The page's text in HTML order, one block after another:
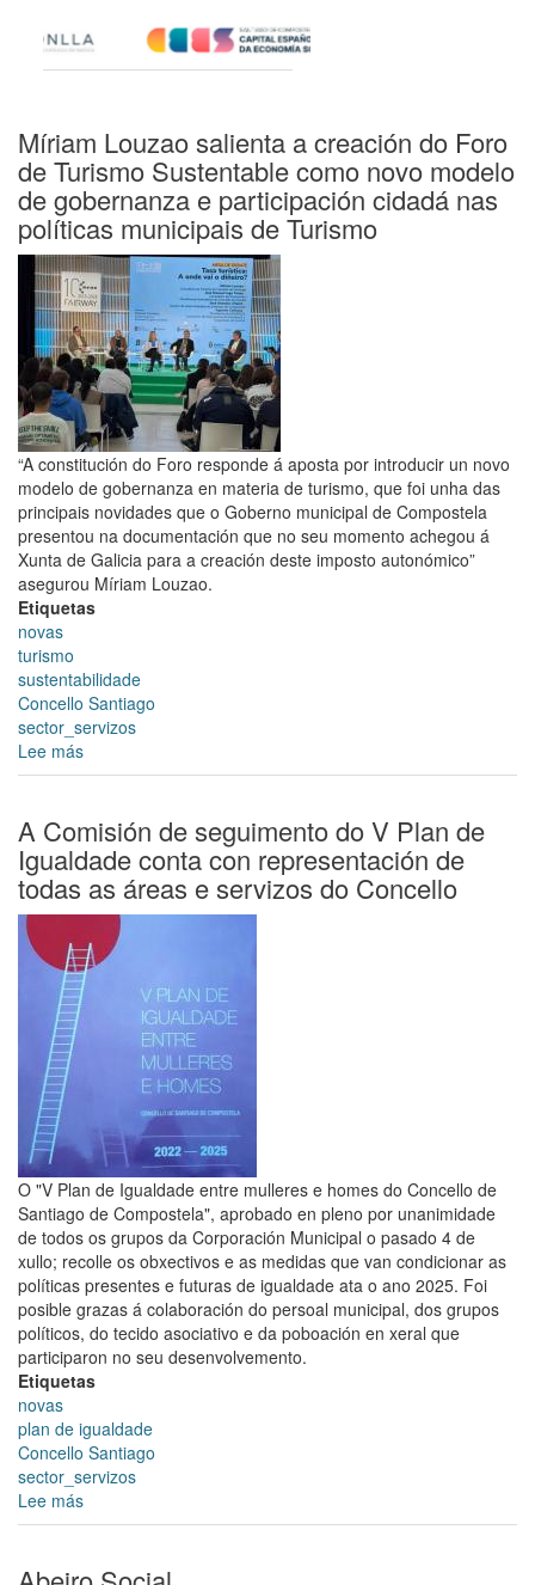
Míriam Louzao salienta a creación do Foro
de Turismo Sustentable como novo modelo
de gobernanza e participación cidadá nas
políticas municipais de Turismo
“A constitución do Foro responde á aposta por introducir un novo
modelo de gobernanza en materia de turismo, que foi unha das
principais novidades que o Goberno municipal de Compostela
presentou na documentación que no seu momento achegou á
Xunta de Galicia para a creación deste imposto autonómico”
asegurou Míriam Louzao.
Etiquetas
novas
turismo
sustentabilidade
Concello Santiago
sector_servizos
Lee más
Míriam
salienta
a
creación
do
Foro
de
Turismo
Sustentable
gobernanza
participación
cidadá
nas
políticas
municipais
de
Turismo
A Comisión de seguimento do V Plan de
Igualdade conta con representación de
todas as áreas e servizos do Concello
O "V Plan de Igualdade entre mulleres e homes do Concello de
Santiago de Compostela", aprobado en pleno por unanimidade
de todos os grupos da Corporación Municipal o pasado 4 de
xullo; recolle os obxectivos e as medidas que van condicionar as
políticas presentes e futuras de igualdade ata o ano 2025. Foi
posible grazas á colaboración do persoal municipal, dos grupos
políticos, do tecido asociativo e da poboación en xeral que
participaron no seu desenvolvemento.
Etiquetas
novas
plan de igualdade
Concello Santiago
sector_servizos
Lee más
A
de